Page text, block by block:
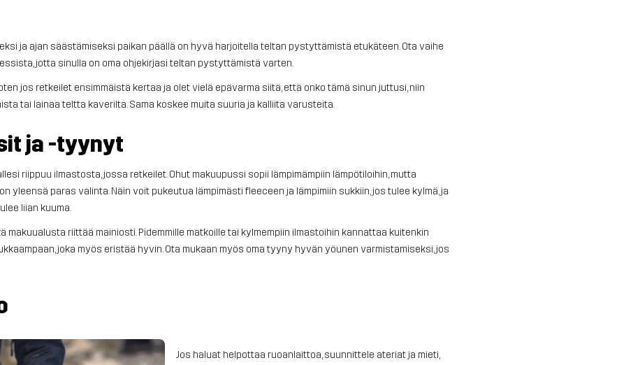
ja ajan säästämiseksi paikan päällä on hyvä harjoitella teltan pystyttämistä etukäteen. Ota vaihe
jotta sinulla on oma ohjekirjasi teltan pystyttämistä varten.
jos retkeilet ensimmäistä kertaa ja olet vielä epävarma siitä, että onko tämä sinun juttusi, niin
tai lainaa teltta kaverilta. Sama koskee muita suuria ja kalliita varusteita.
ja -tyynyt
riippuu ilmastosta, jossa retkeilet. Ohut makuupussi sopii lämpimämpiin lämpötiloihin, mutta
yleensä paras valinta. Näin voit pukeutua lämpimästi fleeceen ja lämpimiin sukkiin, jos tulee kylmä, ja
liian kuuma.
makuualusta riittää mainiosti. Pidemmille matkoille tai kylmempiin ilmastoihin kannattaa kuitenkin
joka myös eristää hyvin. Ota mukaan myös oma tyyny hyvän yöunen varmistamiseksi, jos
Jos haluat helpottaa ruoanlaittoa, suunnittele ateriat ja mieti,